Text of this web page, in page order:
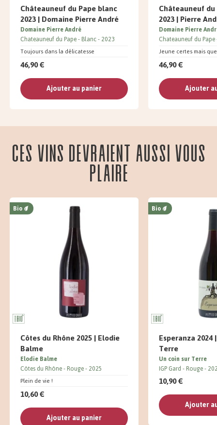
Châteauneuf du Pape blanc
2023 | Domaine Pierre André
Toujours dans la délicatesse
Domaine Pierre André
Chateauneuf du Pape Blanc 2023
46,90 €
Ajouter au panier
Châteauneuf
2023 | Pierre
Jeune certes mais
Domaine Pierre
Chateauneuf du Pape
46,90 €
Ajouter
Ces vins devraient aussi vous
plaire
Bio
Côtes du Rhône 2025 | Elodie
Balme
Plein de vie !
Elodie Balme
Côtes du Rhône Rouge 2025
10,60 €
Ajouter au panier
Bio
Esperanza
Terre
Un coin sur Terre
IGP Gard Rouge
10,90 €
Ajouter